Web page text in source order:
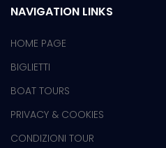
NAVIGATION LINKS
HOME PAGE
BIGLIETTI
BOAT TOURS
PRIVACY & COOKIES
CONDIZIONI TOUR